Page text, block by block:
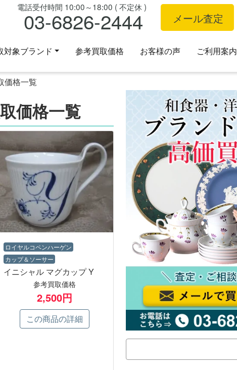
対象ブランド 参考買取価格 お客様の声 ご利用案内
電話受付時間 10:00～18:00 ( 不定休 )
03-6826-2444 メール査定
価格一覧
価格一覧
ロイヤルコペンハーゲン
カップ＆ソーサー
イニシャル マグカップ Y
参考買取価格
2,500円
この商品の詳細
検
索